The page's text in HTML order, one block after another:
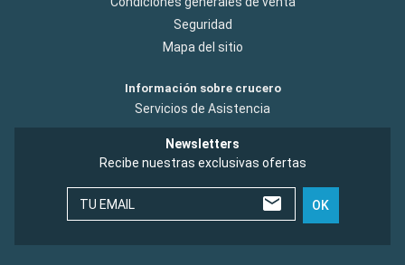
Seguridad
Mapa del sitio
Información sobre crucero
Servicios de Asistencia
Newsletters
Recibe nuestras exclusivas ofertas
TU EMAIL OK